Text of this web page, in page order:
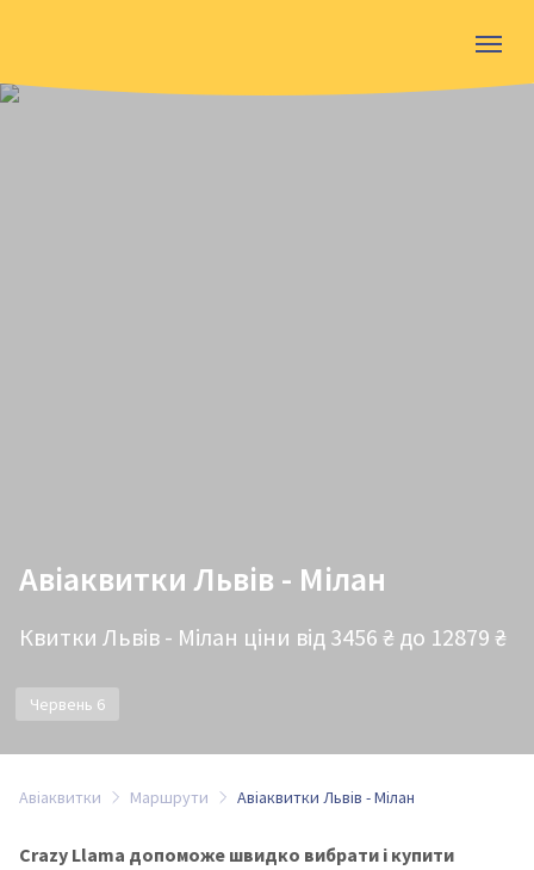
Авіаквитки Львів - Мілан
Квитки Львів - Мілан ціни від 3456 ₴ до 12879 ₴
Червень 6
Авіаквитки Маршрути Авіаквитки Львів - Мілан
Crazy Llama допоможе швидко вибрати і купити